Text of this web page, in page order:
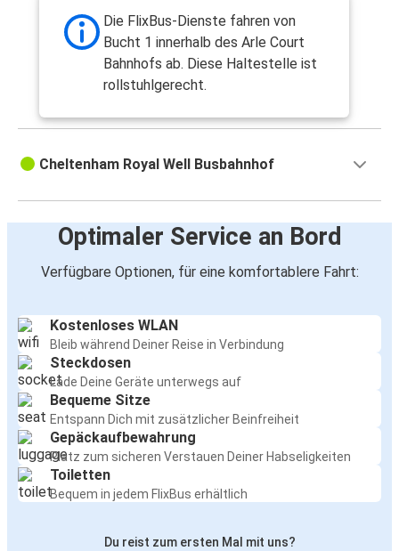
Die FlixBus-Dienste fahren von
Bucht 1 innerhalb des Arle Court
Bahnhofs ab. Diese Haltestelle ist
rollstuhlgerecht.
Cheltenham Royal Well Busbahnhof
Optimaler Service an Bord
Verfügbare Optionen, für eine komfortablere Fahrt:
Kostenloses WLAN
Bleib während Deiner Reise in Verbindung
Steckdosen
Lade Deine Geräte unterwegs auf
Bequeme Sitze
Entspann Dich mit zusätzlicher Beinfreiheit
Gepäckaufbewahrung
Platz zum sicheren Verstauen Deiner Habseligkeiten
Toiletten
Bequem in jedem FlixBus erhältlich
Du reist zum ersten Mal mit uns?